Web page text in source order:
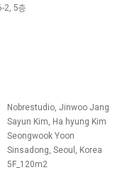
2, 5층
Nobrestudio, Jinwoo Jang
Sayun Kim, Ha hyung Kim
Seongwook Yoon
Sinsadong, Seoul, Korea
5F_120m2